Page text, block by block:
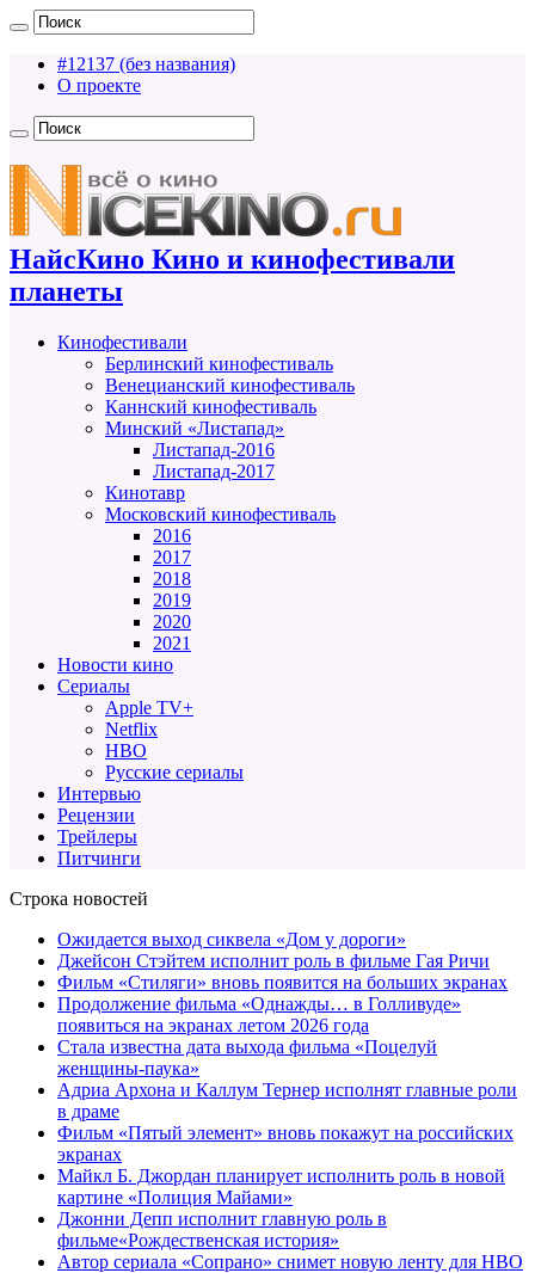
#12137 (без названия)
О проекте
НайсКино Кино и кинофестивали
планеты
Кинофестивали
Берлинский кинофестиваль
Венецианский кинофестиваль
Каннский кинофестиваль
Минский «Листапад»
Листапад-2016
Листапад-2017
Кинотавр
Московский кинофестиваль
2016
2017
2018
2019
2020
2021
Новости кино
Сериалы
Apple TV+
Netflix
HBO
Русские сериалы
Интервью
Рецензии
Трейлеры
Питчинги
Строка новостей
Ожидается выход сиквела «Дом у дороги»
Джейсон Стэйтем исполнит роль в фильме Гая Ричи
Фильм «Стиляги» вновь появится на больших экранах
Продолжение фильма «Однажды… в Голливуде»
появиться на экранах летом 2026 года
Стала известна дата выхода фильма «Поцелуй
женщины-паука»
Адриа Архона и Каллум Тернер исполнят главные роли
в драме
Фильм «Пятый элемент» вновь покажут на российских
экранах
Майкл Б. Джордан планирует исполнить роль в новой
картине «Полиция Майами»
Джонни Депп исполнит главную роль в
фильме«Рождественская история»
Автор сериала «Сопрано» снимет новую ленту для HBO